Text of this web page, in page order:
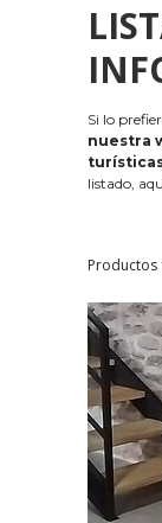
Si lo
nuestra
listado,
Productos